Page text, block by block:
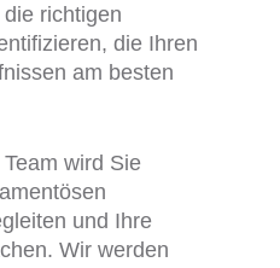
richtigen
die Ihren
am besten
wird Sie
und Ihre
Wir werden